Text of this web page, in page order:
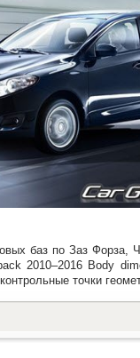
баз по Заз Форза,
2010–2016 Body
точки